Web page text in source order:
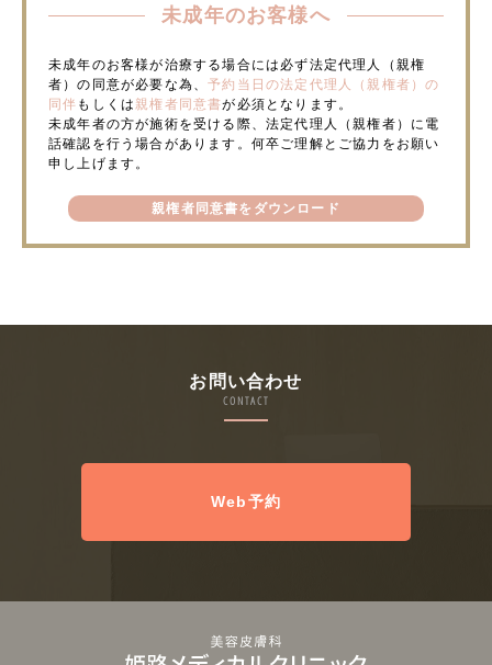
未成年のお客様へ
未成年のお客様が治療する場合には必ず法定代理人（親権
者）の同意が必要な為、予約当日の法定代理人（親権者）の
同伴 もしくは親権者同意書が必須となります。
未成年者の方が施術を受ける際、法定代理人（親権者）に電
話確認を行う場合があります。何卒ご理解とご協力をお願い
申し上げます。
親権者同意書をダウンロード
お問い合わせ
CONTACT
Web予約